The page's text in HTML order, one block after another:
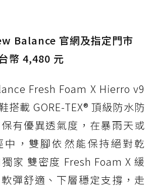
Brooks Cascadia 19 GTX：注
Balance 官網及指定門市
幣 4,480 元
Fresh Foam X Hierro v9
搭載 GORE-TEX® 頂級防水防
有優異透氣度，在暴雨天或
中，雙腳依然能保持絕對乾
家 雙密度 Fresh Foam X 緩
彈舒適、下層穩定支撐，走